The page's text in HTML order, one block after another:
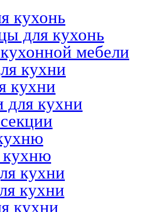
кухонь
для кухонь
мебели
кухни
кухни
для кухни
кухню
кухни
кухни
кухни